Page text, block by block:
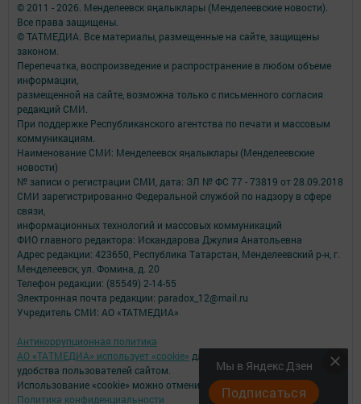
Мы в Яндекс Дзен
Подписаться
© 2011 - 2026. Менделеевск яӊалыклары (Менделеевские новости).
Все права защищены.
© ТАТМЕДИА. Все материалы, размещенные на сайте, защищены
законом.
Перепечатка, воспроизведение и распространение в любом объеме
информации,
размещенной на сайте, возможна только с письменного согласия
редакций СМИ.
При поддержке Республиканского агентства по печати и массовым
коммуникациям.
Наименование СМИ: Менделеевск яӊалыклары (Менделеевские
новости)
№ записи о регистрации СМИ, дата: ЭЛ № ФС 77 - 73819 от 28.09.2018
СМИ зарегистрированно Федеральной службой по надзору в сфере
связи,
информационных технологий и массовых коммуникаций
ФИО главного редактора: Искандарова Джулия Анатольевна
Адрес редакции: 423650, Республика Татарстан, Менделеевский р-н, г.
Менделеевск, ул. Фомина, д. 20
Телефон редакции: (85549) 2-14-55
Электронная почта редакции: paradox_12@mail.ru
Учредитель СМИ: АО «ТАТМЕДИА»
Антикоррупционная политика
АО «ТАТМЕДИА» использует «cookie» для персонализации сервисов и
удобства пользователей сайтом.
Использование «cookie» можно отменить в настройках браузера.
Политика конфиденциальности